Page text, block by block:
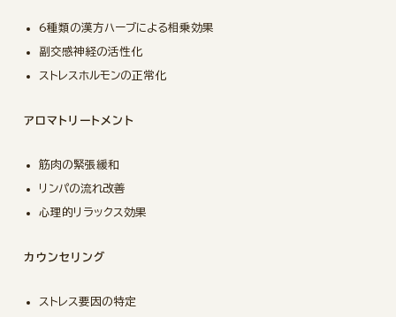
6種類の漢方ハーブによる相乗効果
副交感神経の活性化
ストレスホルモンの正常化
アロマトリートメント
筋肉の緊張緩和
リンパの流れ改善
心理的リラックス効果
カウンセリング
ストレス要因の特定